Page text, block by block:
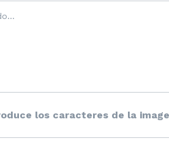
los caracteres de la